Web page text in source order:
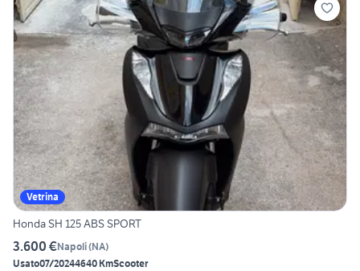
Vetrina
Honda SH 125 ABS SPORT
3.600 €Napoli(NA)
Usato07/20244640 KmScooter